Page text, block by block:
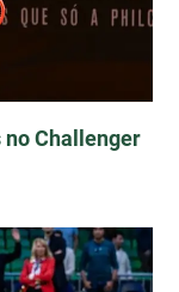
no Challenger